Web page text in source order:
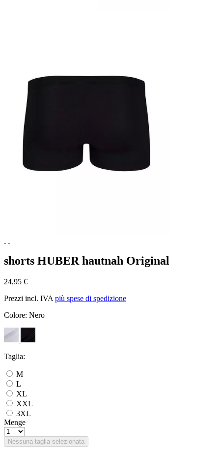
shorts HUBER hautnah Original
24,95 €
Prezzi incl. IVA più spese di spedizione
Colore: Nero
Taglia:
M
L
XL
XXL
3XL
Menge
Nessuna taglia selezionata